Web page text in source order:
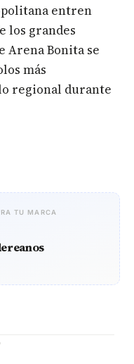
entren
los grandes
Arena Bonita se
más
regional durante
TU MARCA